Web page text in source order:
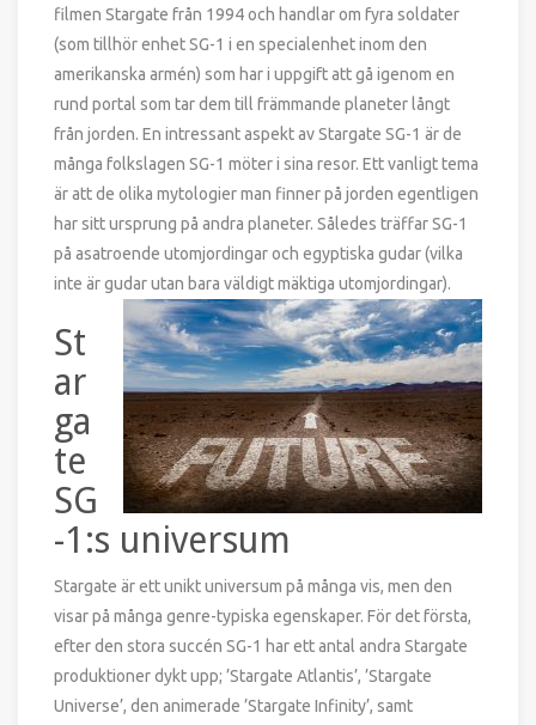
filmen Stargate från 1994 och handlar om fyra soldater
(som tillhör enhet SG-1 i en specialenhet inom den
amerikanska armén) som har i uppgift att gå igenom en
rund portal som tar dem till främmande planeter långt
från jorden. En intressant aspekt av Stargate SG-1 är de
många folkslagen SG-1 möter i sina resor. Ett vanligt tema
är att de olika mytologier man finner på jorden egentligen
har sitt ursprung på andra planeter. Således träffar SG-1
på asatroende utomjordingar och egyptiska gudar (vilka
inte är gudar utan bara väldigt mäktiga utomjordingar).
St
ar
ga
te
SG
-1:s universum
Stargate är ett unikt universum på många vis, men den
visar på många genre-typiska egenskaper. För det första,
efter den stora succén SG-1 har ett antal andra Stargate
produktioner dykt upp; ’Stargate Atlantis’, ’Stargate
Universe’, den animerade ’Stargate Infinity’, samt